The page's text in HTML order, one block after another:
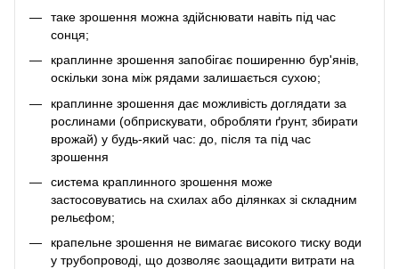
таке зрошення можна здійснювати навіть під час
сонця;
краплинне зрошення запобігає поширенню бур'янів,
оскільки зона між рядами залишається сухою;
краплинне зрошення дає можливість доглядати за
рослинами (обприскувати, обробляти ґрунт, збирати
врожай) у будь-який час: до, після та під час
зрошення
система краплинного зрошення може
застосовуватись на схилах або ділянках зі складним
рельєфом;
крапельне зрошення не вимагає високого тиску води
у трубопроводі, що дозволяє заощадити витрати на